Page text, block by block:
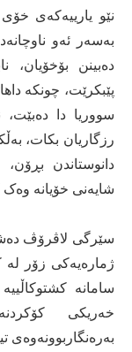
نێو یارییەکەی
بەسەر ئەو
دەبینن بۆخۆیان،
پێبکرێت، چونکە
سووریا دا
رزگاریان بکات،
دانوستاندن
شایەنی خۆیانە وەک
سێرگی لاڤرۆڤ
ژمارەیەکی زۆر لە
سامانە کشتوکاڵییە
خەریکی
بەرەنگاربوونەوەی